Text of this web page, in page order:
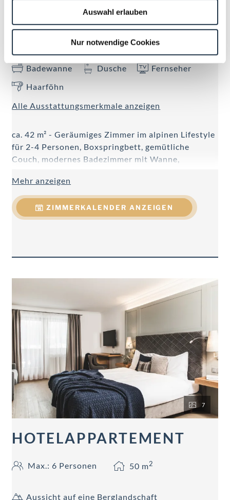
Auswahl erlauben
Nur notwendige Cookies
Max.: 4 Personen
Aussicht auf eine Berglandschaft
Badewanne
Dusche
Fernseher
Haarföhn
Alle Ausstattungsmerkmale anzeigen
ca. 42 m² - Geräumiges Zimmer im alpinen Lifestyle
für 2-4 Personen, Boxspringbett, gemütliche
Couch, modernes Badezimmer mit Wanne,
Föhn, Handtuchtrockner, WC getrennt, Telefon,
Kabel-Flat-TV, W-LAN, Minibar, Safe, Schreibtisch,
teilweise Balkon.
Mehr anzeigen
ZIMMERKALENDER ANZEIGEN
7
HOTELAPPARTEMENT
Max.: 6 Personen 50 m2
Aussicht auf eine Berglandschaft